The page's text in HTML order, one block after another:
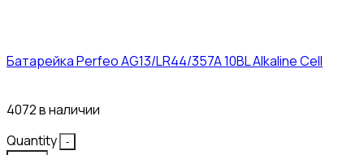
Батарейка Perfeo AG13/LR44/357A 10BL Alkaline Cell
4072 в наличии
Quantity
-